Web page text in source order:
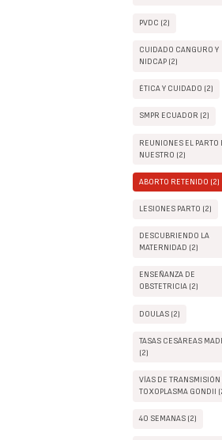
PVDC (2)
CUIDADO CANGURO Y
NIDCAP (2)
ÉTICA Y CUIDADO (2)
SMPR ECUADOR (2)
REUNIONES EL PARTO
NUESTRO (2)
ABORTO RETENIDO (2)
LESIONES PARTO (2)
DESCUBRIENDO LA
MATERNIDAD (2)
ENSEÑANZA DE
OBSTETRICIA (2)
DOULAS (2)
TASAS CESÁREAS
(2)
VÍAS DE TRANSMISIÓN
TOXOPLASMA GONDII
40 SEMANAS (2)